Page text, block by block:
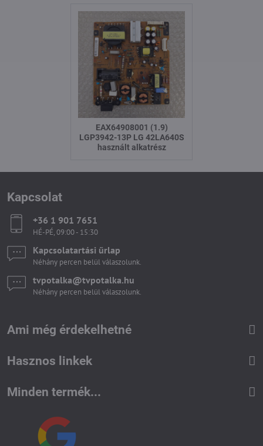
EAX64908001 (1.9)
LGP3942-13P LG 42LA640S
használt alkatrész
Kapcsolat
+36 1 901 7651
HÉ-PÉ, 09:00 - 15:30
Kapcsolatartási űrlap
Néhány percen belül válaszolunk.
tvpotalka​@tvpotalka​.hu
Néhány percen belül válaszolunk.
Ami még érdekelhetné
Hasznos linkek
Minden termék...